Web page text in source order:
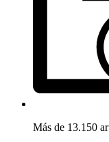
Más de 13.150